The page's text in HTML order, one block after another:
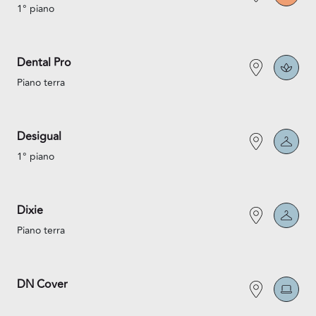
1° piano
Dental Pro
Piano terra
Desigual
1° piano
Dixie
Piano terra
DN Cover